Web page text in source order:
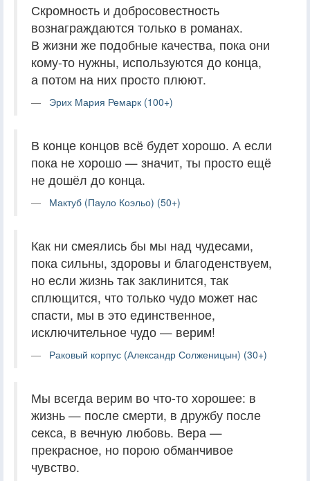
Скромность и добросовестность
вознаграждаются только в романах.
В жизни же подобные качества, пока они
кому-то нужны, используются до конца,
а потом на них просто плюют.
Эрих Мария Ремарк (100+)
В конце концов всё будет хорошо. А если
пока не хорошо — значит, ты просто ещё
не дошёл до конца.
Мактуб (Пауло Коэльо) (50+)
Как ни смеялись бы мы над чудесами,
пока сильны, здоровы и благоденствуем,
но если жизнь так заклинится, так
сплющится, что только чудо может нас
спасти, мы в это единственное,
исключительное чудо — верим!
Раковый корпус (Александр Солженицын) (30+)
Мы всегда верим во что-то хорошее: в
жизнь — после смерти, в дружбу после
секса, в вечную любовь. Вера —
прекрасное, но порою обманчивое
чувство.